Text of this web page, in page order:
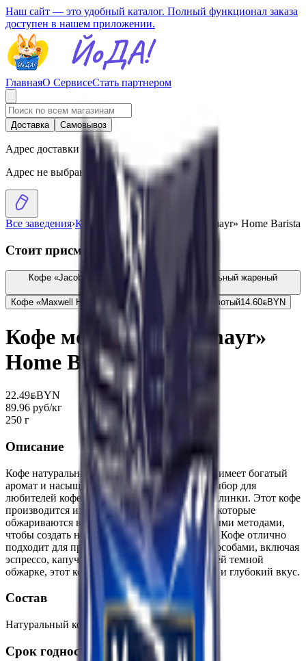
Наш сайт — это удобный каталог. Полный функционал заказа
доступен в нашем приложении.
ГлавнаяО СервисеСтать партнером
Доставка Самовывоз
Адрес доставки
Адрес не выбран
Все заведения›Каталог Кофе молотый «Dallmayr» Home Barista
Стоит присмотреться
Кофе «Jacobs» Barista Edition Crema натуральный жареный
молотый
Кофе «Maxwell House» натуральный жареный молотый14.60BYNBYN
Кофе молотый «Dallmayr»
Home Barista
22.49BYNBYN
89.96 руб/кг
250 г
Описание
Кофе натуральный «Dallmayr» Home Barista - имеет богатый
аромат и насыщенный вкус, это отличный выбор для
любителей кофе с темной обжаркой и без кислинки. Этот кофе
производится из высококачественных зерен, которые
обжариваются в соответствии с традиционными методами,
чтобы создать насыщенный и глубокий вкус. Кофе отлично
подходит для приготовления различными способами, включая
эспрессо, капучино или латте. Благодаря своей темной
обжарке, этот кофе имеет более насыщенный и глубокий вкус.
Состав
Натуральный кофе.
Срок годности